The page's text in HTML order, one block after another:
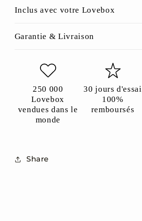
Inclus avec votre Lovebox
Garantie & Livraison
250 000
Lovebox
vendues dans le
monde
30 jours d'essai
100%
remboursés
Share